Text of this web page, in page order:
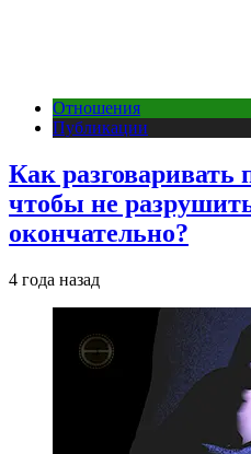
Отношения
Публикации
Как разговаривать
чтобы не
окончательно?
4 года назад